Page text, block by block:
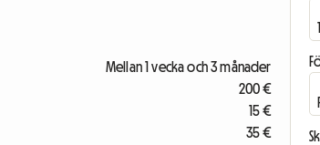
Mellan 1 vecka och 3 månader
200 €
15 €
35 €